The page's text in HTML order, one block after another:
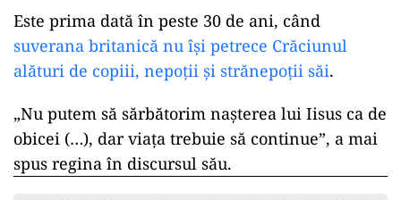
Este prima dată în peste 30 de ani, când
suverana britanică nu își petrece Crăciunul
alături de copiii, nepoții și strănepoții săi.
„Nu putem să sărbătorim naşterea lui Iisus ca de
obicei (…), dar viaţa trebuie să continue”, a mai
spus regina în discursul său.